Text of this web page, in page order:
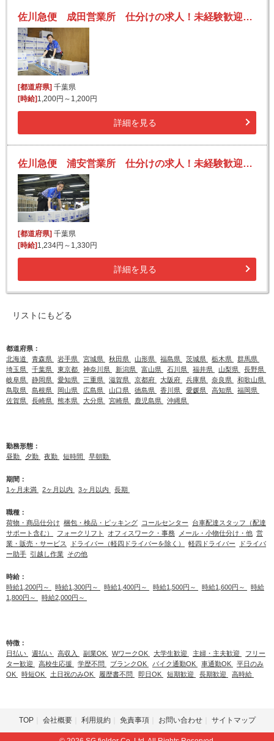
佐川急便 成田営業所 仕分けの求人！未経験歓迎！先輩たちがサポートします♪
[都道府県] 千葉県
[時給] 1,200円～1,200円
詳細を見る
佐川急便 浦安営業所 仕分けの求人！未経験歓迎！先輩たちがサポートします♪
[都道府県]千葉県
[時給]1,234円～1,330円
詳細を見る
リストにもどる
都道府県：
北海道
青森県 岩手県 宮城県 秋田県 山形県 福島県 茨城県 栃木県
群馬県
埼玉県
千葉県 東京都 神奈川県 新潟県 富山県 石川県 福井県 山梨県
長野県
岐阜県
静岡県 愛知県 三重県 滋賀県 京都府 大阪府 兵庫県 奈良県
和歌山県
鳥取県
島根県 岡山県 広島県 山口県 徳島県 香川県 愛媛県 高知県
福岡県
佐賀県
長崎県 熊本県 大分県 宮崎県 鹿児島県 沖縄県
勤務形態：
昼勤
夕勤 夜勤 短時間 早朝勤
期間：
1ヶ月未満
2ヶ月以内 3ヶ月以内 長期
職種：
荷物・商品仕分け 梱包・検品・ピッキング コールセンター
台車配達スタッフ（配達
サポート含む）
フォークリフト オフィスワーク・事務 メール・小物仕分け・他 営
業・販売・サービス
ドライバー（軽四ドライバーを除く） 軽四ドライバー
ドライバ
ー助手 引越し作業 その他
時給：
時給1,200円～
時給1,300円～ 時給1,400円～ 時給1,500円～ 時給1,600円～
時給
1,800円～
時給2,000円～
特徴：
日払い
週払い 高収入 副業OK WワークOK 大学生歓迎 主婦・主夫歓迎
フリー
ター歓迎
高校生応援 学歴不問 ブランクOK バイク通勤OK 車通勤OK
平日のみ
OK
時短OK 土日祝のみOK 履歴書不問 即日OK 短期歓迎 長期歓迎 高時給
TOP 会社概要 利用規約 免責事項 お問い合わせ サイトマップ